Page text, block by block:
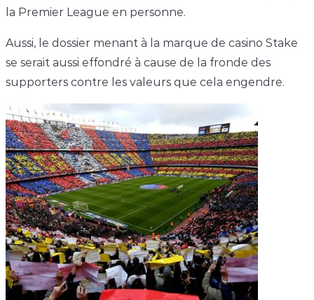
la Premier League en personne.
Aussi, le dossier menant à la marque de casino Stake
se serait aussi effondré à cause de la fronde des
supporters contre les valeurs que cela engendre.